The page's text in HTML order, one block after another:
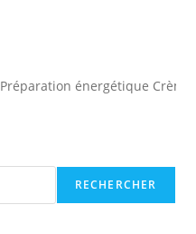
Préparation énergétique
RECHERCHER